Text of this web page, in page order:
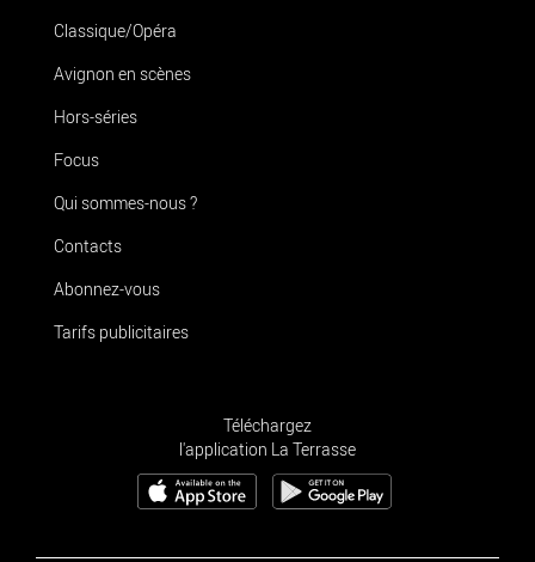
Classique/Opéra
Avignon en scènes
Hors-séries
Focus
Qui sommes-nous ?
Contacts
Abonnez-vous
Tarifs publicitaires
Téléchargez
l'application La Terrasse